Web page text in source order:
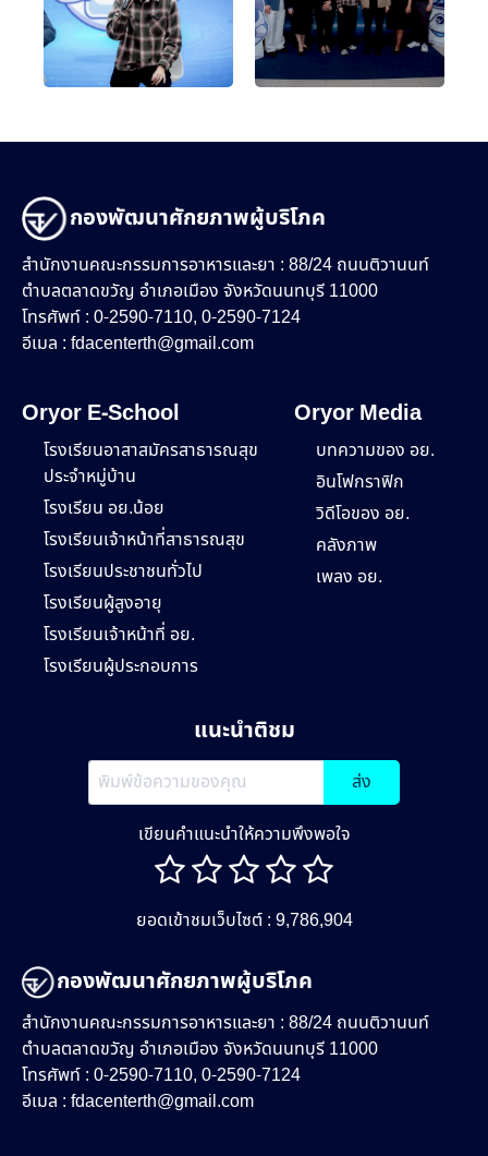
กองพัฒนาศักยภาพผู้บริโภค
สำนักงานคณะกรรมการอาหารและยา : 88/24 ถนนติวานนท์
ตำบลตลาดขวัญ อำเภอเมือง จังหวัดนนทบุรี 11000
โทรศัพท์ : 0-2590-7110, 0-2590-7124
อีเมล : fdacenterth@gmail.com
Oryor E-School
โรงเรียนอาสาสมัครสาธารณสุข
ประจำหมู่บ้าน
โรงเรียน อย.น้อย
โรงเรียนเจ้าหน้าที่สาธารณสุข
โรงเรียนประชาชนทั่วไป
โรงเรียนผู้สูงอายุ
โรงเรียนเจ้าหน้าที่ อย.
โรงเรียนผู้ประกอบการ
Oryor Media
บทความของ อย.
อินโฟกราฟิก
วิดีโอของ อย.
คลังภาพ
เพลง อย.
แนะนำติชม
ส่ง
เขียนคำแนะนำให้ความพึงพอใจ
ยอดเข้าชมเว็บไซต์ : 9,786,904
กองพัฒนาศักยภาพผู้บริโภค
สำนักงานคณะกรรมการอาหารและยา : 88/24 ถนนติวานนท์
ตำบลตลาดขวัญ อำเภอเมือง จังหวัดนนทบุรี 11000
โทรศัพท์ : 0-2590-7110, 0-2590-7124
อีเมล : fdacenterth@gmail.com